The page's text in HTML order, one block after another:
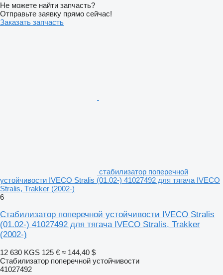
Не можете найти запчасть?
Отправьте заявку прямо сейчас!
Заказать запчасть
стабилизатор поперечной
устойчивости IVECO Stralis (01.02-) 41027492 для тягача IVECO
Stralis, Trakker (2002-)
6
Стабилизатор поперечной устойчивости IVECO Stralis
(01.02-) 41027492 для тягача IVECO Stralis, Trakker
(2002-)
12 630 KGS 125 € ≈ 144,40 $
Стабилизатор поперечной устойчивости
41027492